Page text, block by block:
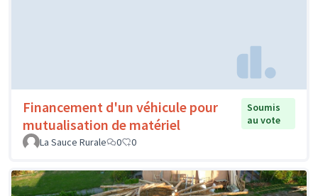
Financement d'un véhicule pour
mutualisation de matériel
Soumis
au vote
La Sauce Rurale
0 0